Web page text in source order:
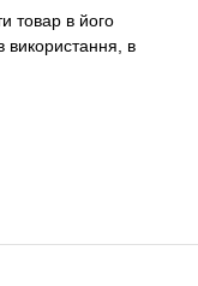
товар в його
використання, в